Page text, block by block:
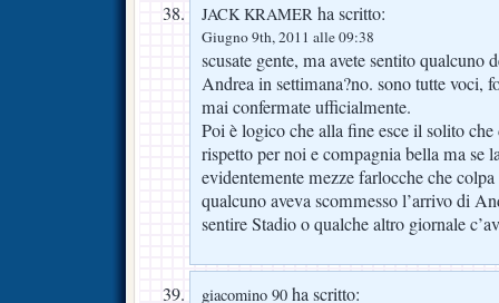
JACK KRAMER ha scritto:
Giugno 9th, 2011 alle 09:38
scusate gente, ma avete sentito qualcuno
Andrea in settimana?no. sono tutte voci,
mai confermate ufficialmente.
Poi è logico che alla fine esce il solito
rispetto per noi e compagnia bella ma se
evidentemente mezze farlocche che
qualcuno aveva scommesso l’arrivo di
sentire Stadio o qualche altro giornale
giacomino 90 ha scritto: